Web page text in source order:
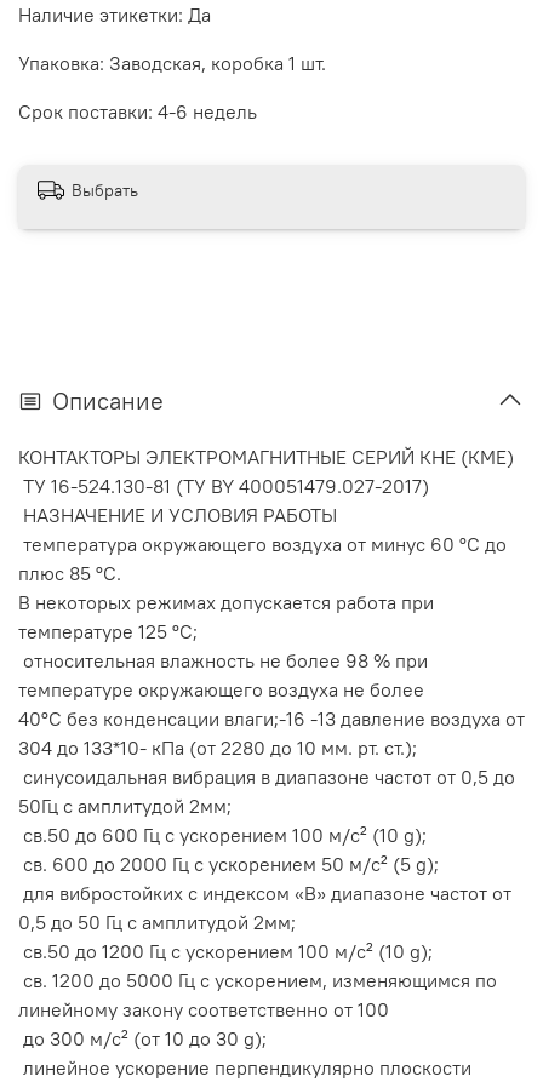
Наличие этикетки: Да
Упаковка: Заводская, коробка 1 шт.
Срок поставки: 4-6 недель
Выбрать
Описание
КОНТАКТОРЫ ЭЛЕКТРОМАГНИТНЫЕ СЕРИЙ КНЕ (КМЕ)
ТУ 16-524.130-81 (ТУ BY 400051479.027-2017)
НАЗНАЧЕНИЕ И УСЛОВИЯ РАБОТЫ
температура окружающего воздуха от минус 60 ºС до
плюс 85 ºС.
В некоторых режимах допускается работа при
температуре 125 ºС;
относительная влажность не более 98 % при
температуре окружающего воздуха не более
40ºС без конденсации влаги;-16 -13 давление воздуха от
304 до 133*10- кПа (от 2280 до 10 мм. рт. ст.);
синусоидальная вибрация в диапазоне частот от 0,5 до
50Гц с амплитудой 2мм;
св.50 до 600 Гц с ускорением 100 м/с² (10 g);
св. 600 до 2000 Гц с ускорением 50 м/с² (5 g);
для вибростойких с индексом «В» диапазоне частот от
0,5 до 50 Гц с амплитудой 2мм;
св.50 до 1200 Гц с ускорением 100 м/с² (10 g);
св. 1200 до 5000 Гц с ускорением, изменяющимся по
линейному закону соответственно от 100
до 300 м/с² (от 10 до 30 g);
линейное ускорение перпендикулярно плоскости